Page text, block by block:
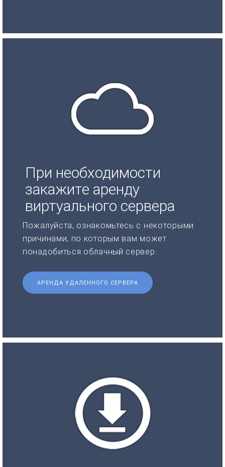
При необходимости
закажите аренду
виртуального сервера
Пожалуйста, ознакомьтесь с некоторыми
причинами, по которым вам может
понадобиться облачный сервер.
АРЕНДА УДАЛЕННОГО СЕРВЕРА